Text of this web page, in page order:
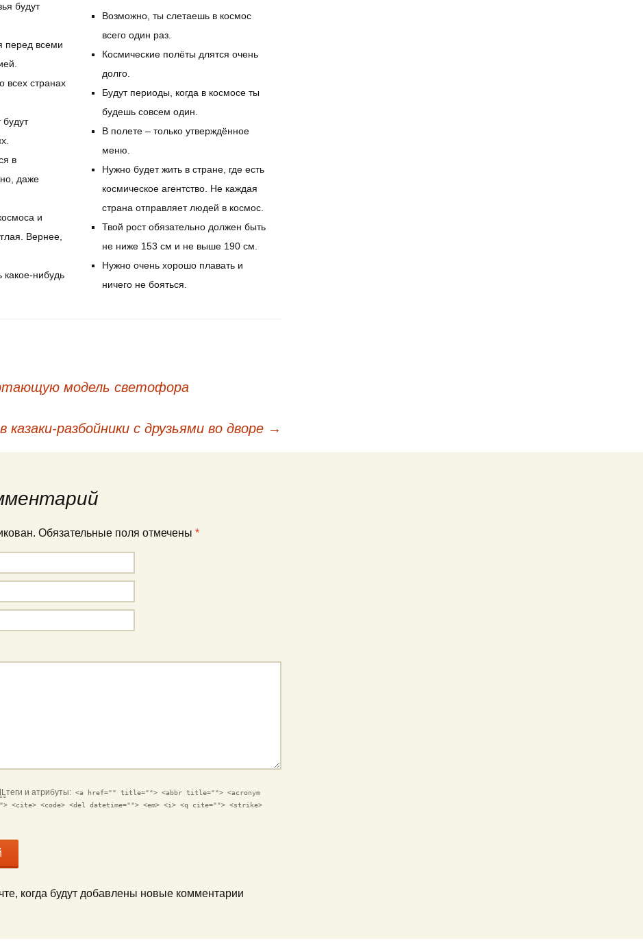
будут
перед всеми
всех странах
в
даже
и
Вернее,
нибудь
Возможно, ты слетаешь в космос
всего один раз.
Космические полёты длятся очень
долго.
Будут периоды, когда в космосе ты
будешь совсем один.
В полете – только утверждённое
меню.
Нужно будет жить в стране, где есть
космическое агентство. Не каждая
страна отправляет людей в космос.
Твой рост обязательно должен быть
не ниже 153 см и не выше 190 см.
Нужно очень хорошо плавать и
ничего не бояться.
модель светофора
казаки-разбойники с друзьями во дворе →
Обязательные поля отмечены *
теги и атрибуты: <a href="" title=""> <abbr title=""> <acronym
<cite> <code> <del datetime=""> <em> <i> <q cite=""> <strike>
когда будут добавлены новые комментарии